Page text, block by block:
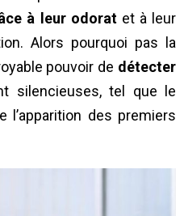
à leur odoratet à leur
Alors pourquoi pas la
pouvoir de détecter
silencieuses, tel que le
l’apparition des premiers